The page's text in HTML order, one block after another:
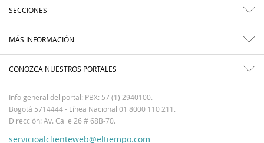
SECCIONES
MÁS INFORMACIÓN
CONOZCA NUESTROS PORTALES
Info general del portal: PBX: 57 (1) 2940100.
Bogotá 5714444 - Línea Nacional 01 8000 110 211.
Dirección: Av. Calle 26 # 68B-70.
servicioalclienteweb@eltiempo.com